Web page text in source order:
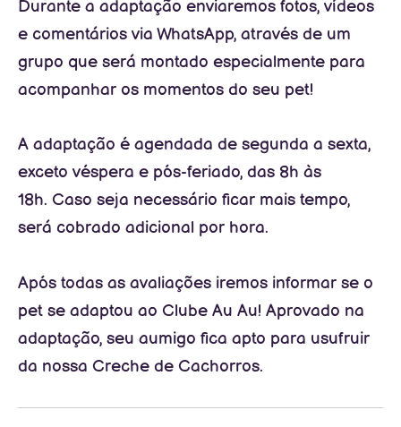
Durante a adaptação enviaremos fotos, vídeos
e comentários via WhatsApp, através de um
grupo que será montado especialmente para
acompanhar os momentos do seu pet!
A adaptação é agendada de segunda a sexta,
exceto véspera e pós-feriado, das 8h às
18h. Caso seja necessário ficar mais tempo,
será cobrado adicional por hora.
Após todas as avaliações iremos informar se o
pet se adaptou ao Clube Au Au! Aprovado na
adaptação, seu aumigo fica apto para usufruir
da nossa Creche de Cachorros.